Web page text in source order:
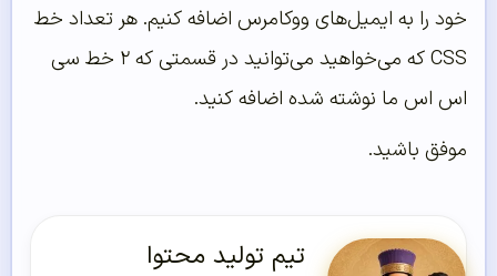
خود را به ایمیل‌های ووکامرس اضافه کنیم. هر تعداد خط
CSS که می‌خواهید می‌توانید در قسمتی که ۲ خط سی
اس اس ما نوشته شده اضافه کنید.
موفق باشید.
تیم تولید محتوا